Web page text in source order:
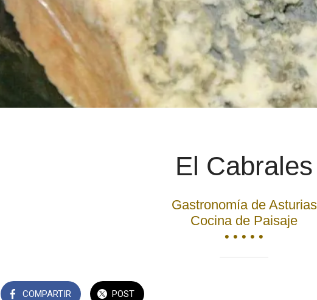
El Cabrales
Gastronomía de Asturias
Cocina de Paisaje
• • • • •
COMPARTIR POST